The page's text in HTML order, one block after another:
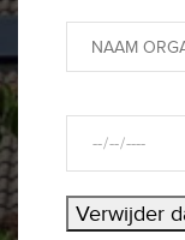
Verwijder